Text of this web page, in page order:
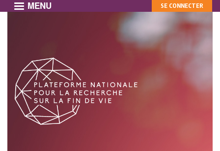
principal
MENU
MON
COMPTE
SE CONNECTER